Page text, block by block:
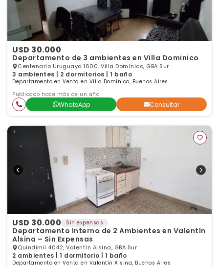
USD 30.000
Departamento de 3 ambientes en Villa Dominico
Centenario Uruguayo 1600, Villa Domínico, GBA Sur
3 ambientes | 2 dormitorios | 1 baño
Departamento en Venta en Villa Domínico, Buenos Aires
Publicado hace más de un año
WhatsApp Consultar
USD 30.000 Sin expensas
Departamento Interno de 2 Ambientes en Valentín
Alsina – Sin Expensas
Quindimil 4042, Valentín Alsina, GBA Sur
2 ambientes | 1 dormitorio | 1 baño
Departamento en Venta en Valentín Alsina, Buenos Aires